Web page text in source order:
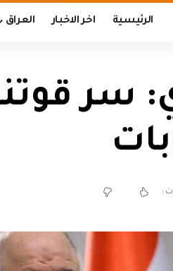
الرئيسية اخر الاخبار العراق
سر